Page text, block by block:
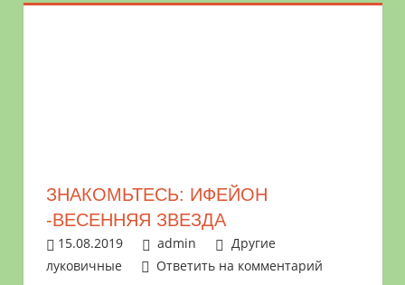
ЗНАКОМЬТЕСЬ: ИФЕЙОН
-ВЕСЕННЯЯ ЗВЕЗДА
15.08.2019 admin
Другие
луковичные
Ответить на комментарий